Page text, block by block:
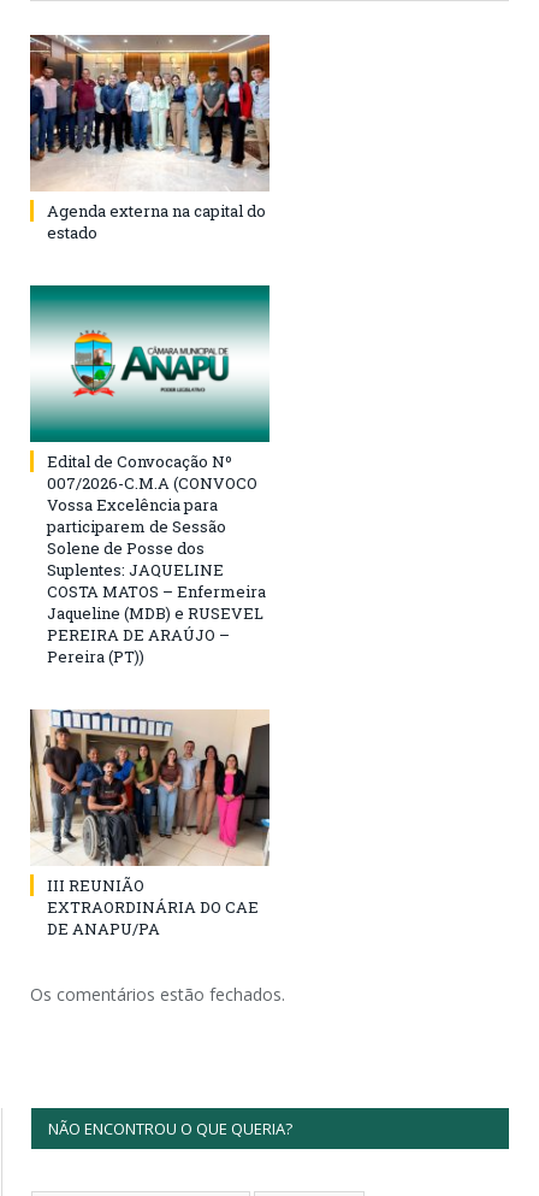
Agenda externa na capital do
estado
Edital de Convocação Nº
007/2026-C.M.A (CONVOCO
Vossa Excelência para
participarem de Sessão
Solene de Posse dos
Suplentes: JAQUELINE
COSTA MATOS – Enfermeira
Jaqueline (MDB) e RUSEVEL
PEREIRA DE ARAÚJO –
Pereira (PT))
III REUNIÃO
EXTRAORDINÁRIA DO CAE
DE ANAPU/PA
Os comentários estão fechados.
NÃO ENCONTROU O QUE QUERIA?